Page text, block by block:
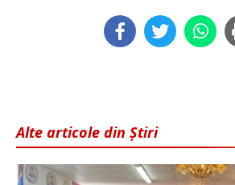
Alte articole din Știri